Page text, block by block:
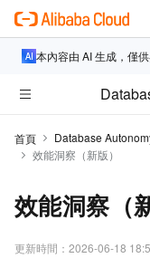
本內容由 AI 生成，僅
首頁 Database
效能洞察（新版）
效能洞察（
更新時間： 2026-06-18